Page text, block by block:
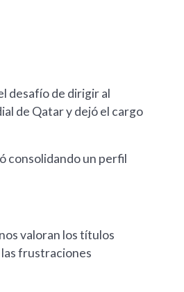
desafío de dirigir al
de Qatar y dejó el cargo
consolidando un perfil
valoran los títulos
frustraciones